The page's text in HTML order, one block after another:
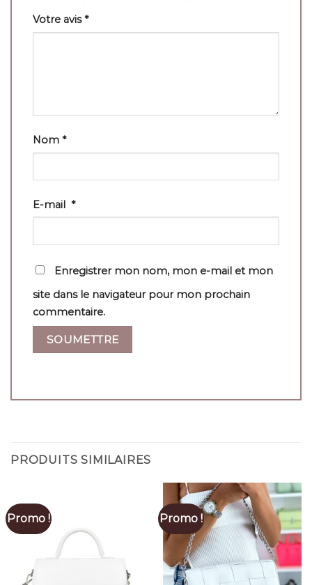
Votre avis*
Nom *
E-mail *
Enregistrer mon nom, mon e-mail et mon
site dans le navigateur pour mon prochain
commentaire.
PRODUITS SIMILAIRES
Promo ! Promo !